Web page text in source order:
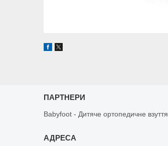
ПАРТНЕРИ
Babyfoot - Дитяче ортопедичне взуття